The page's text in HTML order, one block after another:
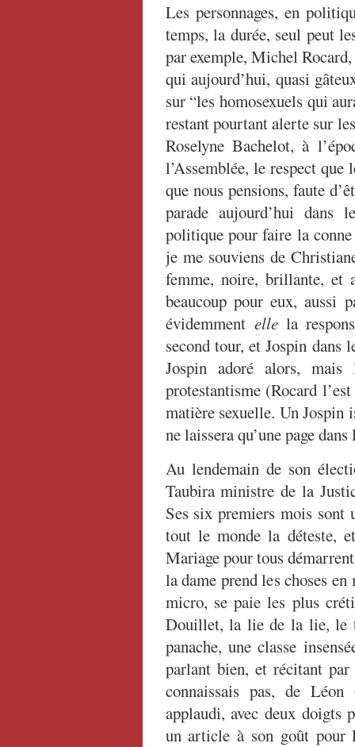
Les personnages, en
temps, la durée, seul peut
par exemple, Michel
qui aujourd’hui, quasi
sur “les homosexuels qui
restant pourtant alerte sur
Roselyne Bachelot, à
l’Assemblée, le respect
que nous pensions, faute
parade aujourd’hui dans
politique pour faire la
je me souviens de
femme, noire, brillante, et
beaucoup pour eux, aussi
évidemmentelle la
second tour, et Jospin dans
Jospin adoré alors,
protestantisme (Rocard
matière sexuelle. Un Jospin
ne laissera qu’une page
Au lendemain de son
Taubira ministre de la
Ses six premiers mois sont
tout le monde la déteste,
Mariage pour tous
la dame prend les choses
micro, se paie les plus
Douillet, la lie de la lie, le
panache, une classe
parlant bien, et récitant
connaissais pas, de
applaudi, avec deux doigts
un article à son goût pour